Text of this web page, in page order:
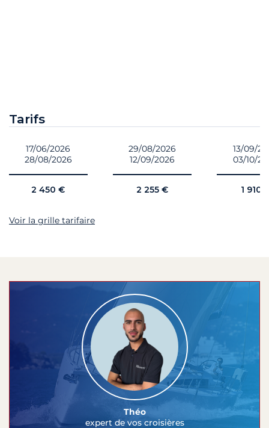
Tarifs
17/06/2026
28/08/2026
2 450 €
29/08/2026
12/09/2026
2 255 €
13/09/
03/10/
1 910
Voir la grille tarifaire
Théo
expert de vos croisières